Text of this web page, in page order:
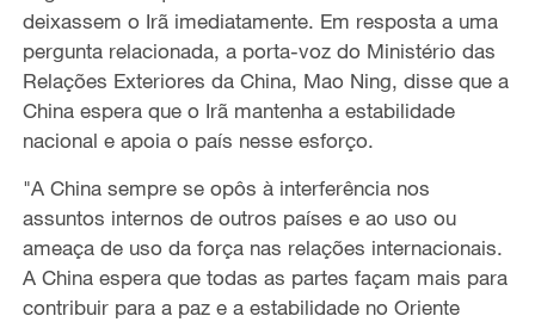
deixassem o Irã imediatamente. Em resposta a uma
pergunta relacionada, a porta-voz do Ministério das
Relações Exteriores da China, Mao Ning, disse que a
China espera que o Irã mantenha a estabilidade
nacional e apoia o país nesse esforço.
"A China sempre se opôs à interferência nos
assuntos internos de outros países e ao uso ou
ameaça de uso da força nas relações internacionais.
A China espera que todas as partes façam mais para
contribuir para a paz e a estabilidade no Oriente